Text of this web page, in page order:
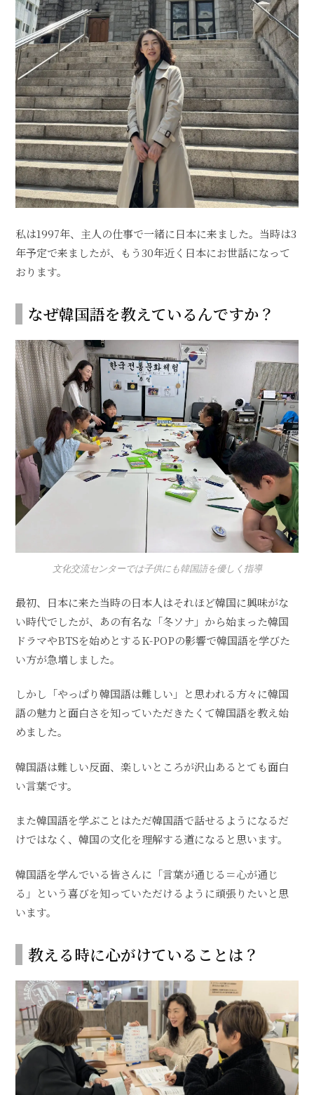
私は1997年、主人の仕事で一緒に日本に来ました。当時は3
年予定で来ましたが、もう30年近く日本にお世話になって
おります。
なぜ韓国語を教えているんですか？
文化交流センターでは子供にも韓国語を優しく指導
最初、日本に来た当時の日本人はそれほど韓国に興味がな
い時代でしたが、あの有名な「冬ソナ」から始まった韓国
ドラマやBTSを始めとするK-POPの影響で韓国語を学びた
い方が急増しました。
しかし「やっぱり韓国語は難しい」と思われる方々に韓国
語の魅力と面白さを知っていただきたくて韓国語を教え始
めました。
韓国語は難しい反面、楽しいところが沢山あるとても面白
い言葉です。
また韓国語を学ぶことはただ韓国語で話せるようになるだ
けではなく、韓国の文化を理解する道になると思います。
韓国語を学んでいる皆さんに「言葉が通じる＝心が通じ
る」という喜びを知っていただけるように頑張りたいと思
います。
教える時に心がけていることは？